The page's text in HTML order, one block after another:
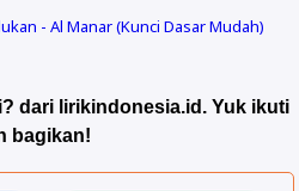
- Al Manar (Kunci Dasar Mudah)
dari lirikindonesia.id. Yuk ikuti
bagikan!